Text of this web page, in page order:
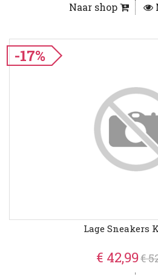
Naar shop
-17%
Lage Sneakers
€ 42,99€